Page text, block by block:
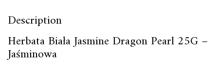
Description
Herbata Biała Jasmine Dragon Pearl 25G –
Jaśminowa